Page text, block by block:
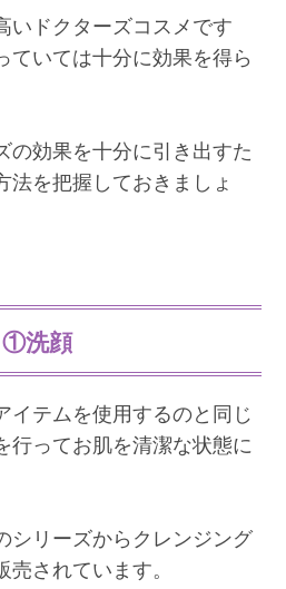
いドクターズコスメです
ていては十分に効果を得ら
の効果を十分に引き出すた
法を把握しておきましょ
①洗顔
イテムを使用するのと同じ
行ってお肌を清潔な状態に
シリーズからクレンジング
されています。